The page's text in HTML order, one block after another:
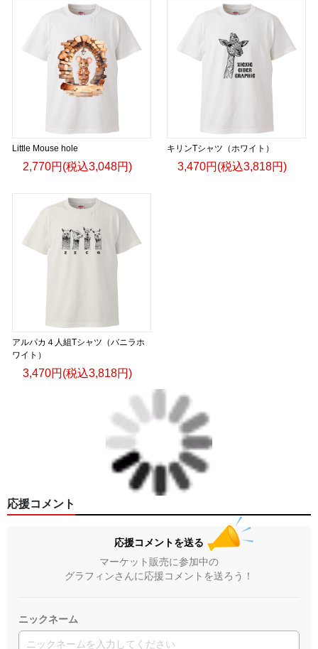
Little Mouse hole
2,770円(税込3,048円)
キリンTシャツ（ホワイト）
3,470円(税込3,818円)
アルパカ４人組Tシャツ（バニラホ
ワイト）
3,470円(税込3,818円)
応援コメント
応援コメントを送る
マーケット販売に参加中の
グラフィンさんに応援コメントを送ろう！
ニックネーム